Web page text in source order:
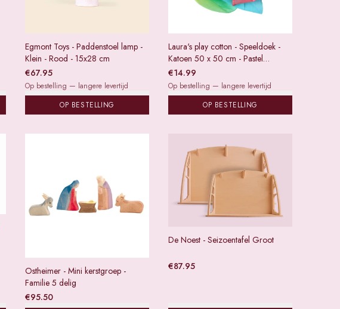
Egmont Toys - Paddenstoel lamp -
Klein - Rood - 15x28 cm
€67.95
Op bestelling — langere levertijd
OP BESTELLING
Laura's play cotton - Speeldoek -
Katoen 50 x 50 cm - Pastel
regenboog
€14.99
Op bestelling — langere levertijd
OP BESTELLING
Ostheimer - Mini kerstgroep -
Familie 5 delig
€95.50
De Noest - Seizoentafel Groot
€87.95